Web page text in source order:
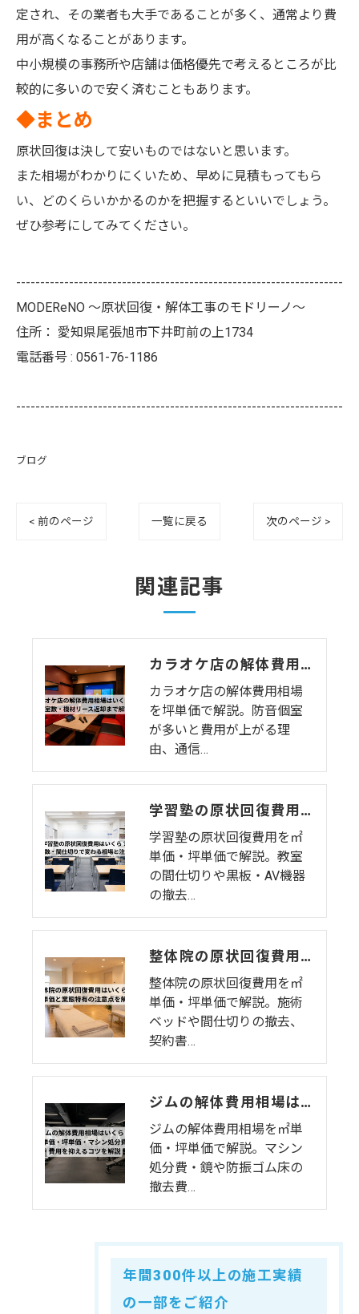
定され、その業者も大手であることが多く、通常より費
用が高くなることがあります。
中小規模の事務所や店舗は価格優先で考えるところが比
較的に多いので安く済むこともあります。
◆まとめ
原状回復は決して安いものではないと思います。
また相場がわかりにくいため、早めに見積もってもら
い、どのくらいかかるのかを把握するといいでしょう。
ぜひ参考にしてみてください。
--------------------------------------------------------------------
MODEReNO ～原状回復・解体工事のモドリーノ～
住所： 愛知県尾張旭市下井町前の上1734
電話番号 : 0561-76-1186
--------------------------------------------------------------------
ブログ
< 前のページ 一覧に戻る 次のページ >
関連記事
カラオケ店の解体費用相場はいくら？個室数・機材リース返却まで解説
カラオケ店の解体費用相場
を坪単価で解説。防音個室
が多いと費用が上がる理
由、通信…
学習塾の原状回復費用はいくら？教室数・間仕切りで変わる相場と注意点
学習塾の原状回復費用を㎡
単価・坪単価で解説。教室
の間仕切りや黒板・AV機器
の撤去…
整体院の原状回復費用はいくら？坪単価・㎡単価と業態特有の注意点を解説
整体院の原状回復費用を㎡
単価・坪単価で解説。施術
ベッドや間仕切りの撤去、
契約書…
ジムの解体費用相場はいくら？㎡単価・坪単価・マシン処分費・費用を抑えるコツを解説
ジムの解体費用相場を㎡単
価・坪単価で解説。マシン
処分費・鏡や防振ゴム床の
撤去費…
年間300件以上の施工実績
の一部をご紹介